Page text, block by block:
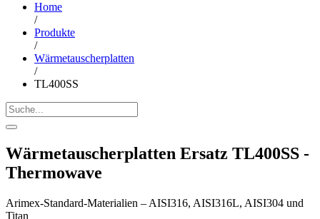
Home
/
Produkte
/
Wärmetauscherplatten
/
TL400SS
Wärmetauscherplatten Ersatz TL400SS -
Thermowave
Arimex-Standard-Materialien – AISI316, AISI316L, AISI304 und
Titan